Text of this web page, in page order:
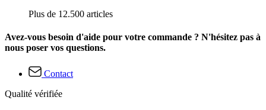
Plus de 12.500 articles
Avez-vous besoin d'aide pour votre commande ? N'hésitez pas à
nous poser vos questions.
Contact
Qualité vérifiée